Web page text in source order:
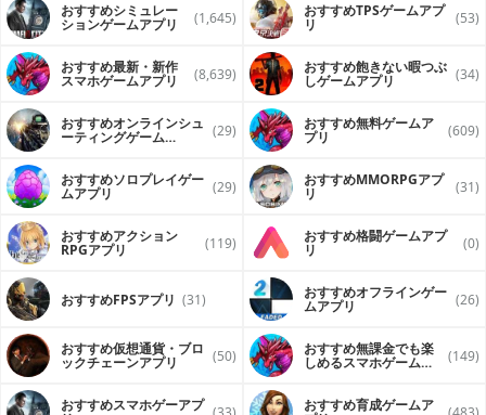
おすすめシミュレー
ションゲームアプリ (1,645) おすすめTPSゲームアプ
リ (53)
おすすめ最新・新作
スマホゲームアプリ (8,639) おすすめ飽きない暇つぶ
しゲームアプリ (34)
おすすめオンラインシュ
ーティングゲーム (29) おすすめ無料ゲームア
プリ (609)
おすすめソロプレイゲー
ムアプリ (29) おすすめ MMORPGアプ
リ (31)
おすすめアクション
RPGアプリ (119) おすすめ格闘ゲームアプ
リ (0)
おすすめFPSアプリ (31) おすすめオフラインゲー
ムアプリ (26)
おすすめ仮想通貨・ブロ
ックチェーンアプリ (50) おすすめ無課金でも楽
しめるスマホゲームア (149)
おすすめスマホゲーアプ おすすめ育成ゲームア